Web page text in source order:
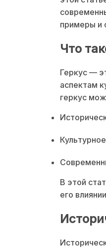
примеры и
Что
Геркус —
аспектам
геркус
В этой
его